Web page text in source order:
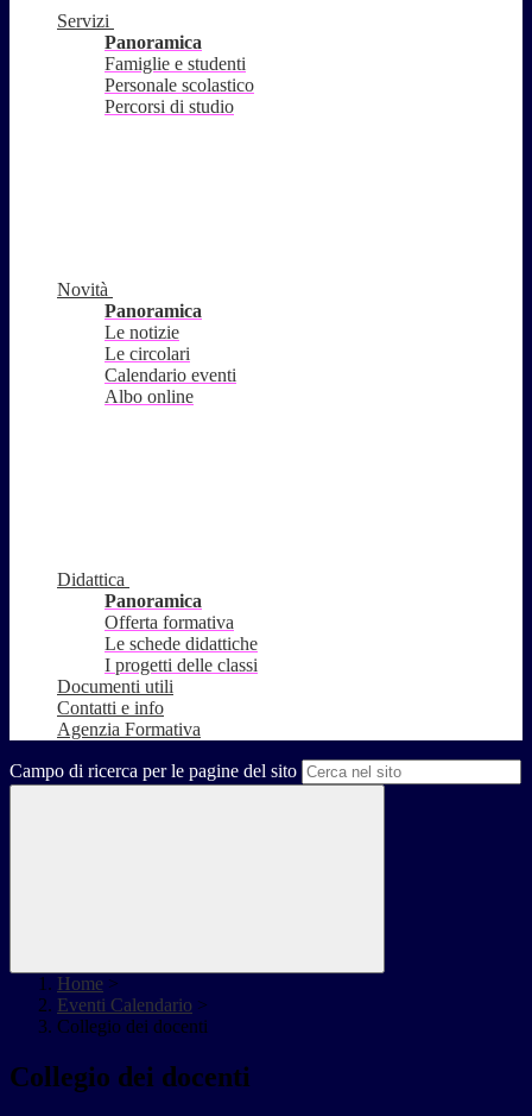
Servizi
Panoramica
Famiglie e studenti
Personale scolastico
Percorsi di studio
Novità
Panoramica
Le notizie
Le circolari
Calendario eventi
Albo online
Didattica
Panoramica
Offerta formativa
Le schede didattiche
I progetti delle classi
Documenti utili
Contatti e info
Agenzia Formativa
Campo di ricerca per le pagine del sito
Home >
Eventi Calendario >
Collegio dei docenti
Collegio dei docenti